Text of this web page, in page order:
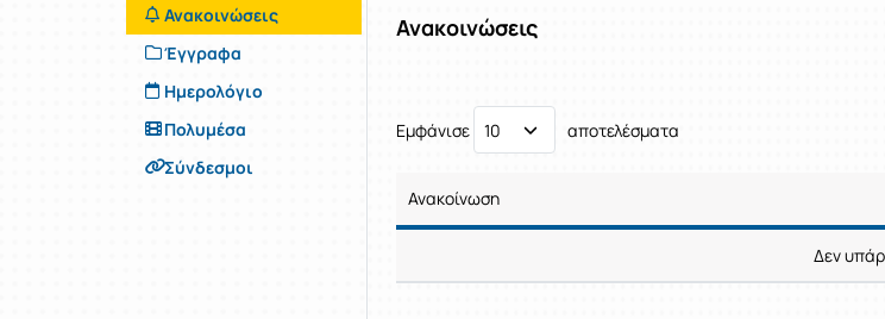
Ανακοινώσεις
Έγγραφα
Ημερολόγιο
Πολυμέσα
Σύνδεσμοι
Ανακοινώσεις
Εμφάνισε αποτελέσματα
Ανακοίνωση
Δεν